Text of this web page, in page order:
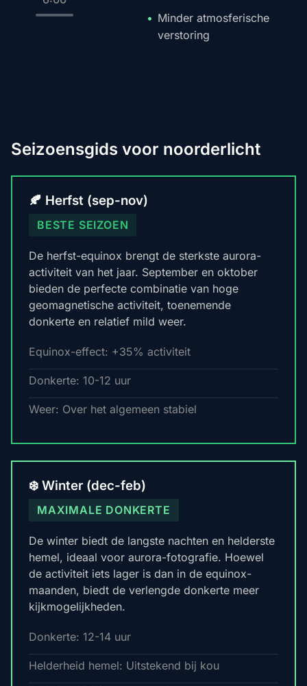
Minder atmosferische
verstoring
Seizoensgids voor noorderlicht
🍂 Herfst (sep-nov)
BESTE SEIZOEN
De herfst-equinox brengt de sterkste aurora-
activiteit van het jaar. September en oktober
bieden de perfecte combinatie van hoge
geomagnetische activiteit, toenemende
donkerte en relatief mild weer.
Equinox-effect: +35% activiteit
Donkerte: 10-12 uur
Weer: Over het algemeen stabiel
❄️ Winter (dec-feb)
MAXIMALE DONKERTE
De winter biedt de langste nachten en helderste
hemel, ideaal voor aurora-fotografie. Hoewel
de activiteit iets lager is dan in de equinox-
maanden, biedt de verlengde donkerte meer
kijkmogelijkheden.
Donkerte: 12-14 uur
Helderheid hemel: Uitstekend bij kou